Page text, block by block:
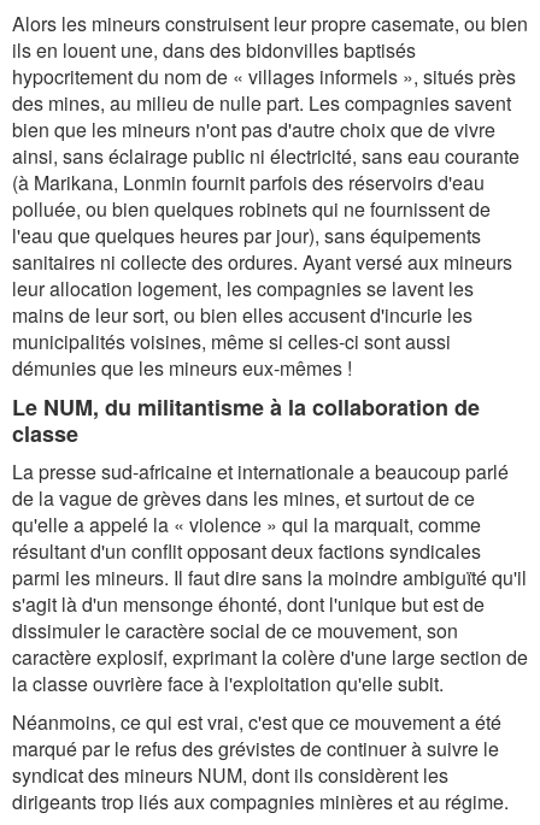
Alors les mineurs construisent leur propre casemate, ou bien
ils en louent une, dans des bidonvilles baptisés
hypocritement du nom de « villages informels », situés près
des mines, au milieu de nulle part. Les compagnies savent
bien que les mineurs n'ont pas d'autre choix que de vivre
ainsi, sans éclairage public ni électricité, sans eau courante
(à Marikana, Lonmin fournit parfois des réservoirs d'eau
polluée, ou bien quelques robinets qui ne fournissent de
l'eau que quelques heures par jour), sans équipements
sanitaires ni collecte des ordures. Ayant versé aux mineurs
leur allocation logement, les compagnies se lavent les
mains de leur sort, ou bien elles accusent d'incurie les
municipalités voisines, même si celles-ci sont aussi
démunies que les mineurs eux-mêmes !
Le NUM, du militantisme à la collaboration de
classe
La presse sud-africaine et internationale a beaucoup parlé
de la vague de grèves dans les mines, et surtout de ce
qu'elle a appelé la « violence » qui la marquait, comme
résultant d'un conflit opposant deux factions syndicales
parmi les mineurs. Il faut dire sans la moindre ambiguïté qu'il
s'agit là d'un mensonge éhonté, dont l'unique but est de
dissimuler le caractère social de ce mouvement, son
caractère explosif, exprimant la colère d'une large section de
la classe ouvrière face à l'exploitation qu'elle subit.
Néanmoins, ce qui est vrai, c'est que ce mouvement a été
marqué par le refus des grévistes de continuer à suivre le
syndicat des mineurs NUM, dont ils considèrent les
dirigeants trop liés aux compagnies minières et au régime.